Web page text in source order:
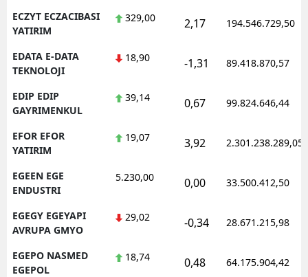
ECZYT ECZACIBASI
YATIRIM
329,00 2,17 194.546.729,50
EDATA E-DATA
TEKNOLOJI
18,90 -1,31 89.418.870,57
EDIP EDIP
GAYRIMENKUL
39,14 0,67 99.824.646,44
EFOR EFOR
YATIRIM
19,07 3,92 2.301.238.289,05
EGEEN EGE
ENDUSTRI
5.230,00 0,00 33.500.412,50
EGEGY EGEYAPI
AVRUPA GMYO
29,02 -0,34 28.671.215,98
EGEPO NASMED
EGEPOL
18,74 0,48 64.175.904,42